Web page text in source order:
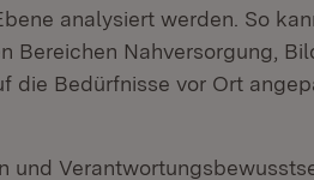
analysiert werden. So
Bereichen Nahversorgung,
die Bedürfnisse vor Ort
und